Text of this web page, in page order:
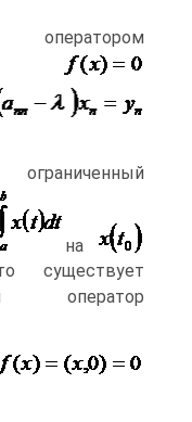
оператором
на
существует
оператор